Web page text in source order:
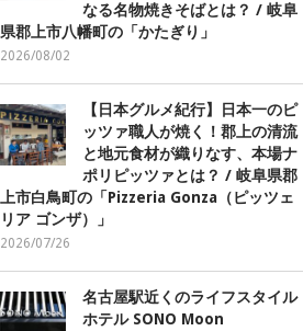
なる名物焼きそばとは？ / 岐阜
県郡上市八幡町の「かたぎり」
2026/08/02
【日本グルメ紀行】日本一のピ
ッツァ職人が焼く！郡上の清流
と地元食材が織りなす、本場ナ
ポリピッツァとは？ / 岐阜県郡
上市白鳥町の「Pizzeria Gonza（ピッツェ
リア ゴンザ）」
2026/07/26
名古屋駅近くのライフスタイル
ホテル SONO Moon